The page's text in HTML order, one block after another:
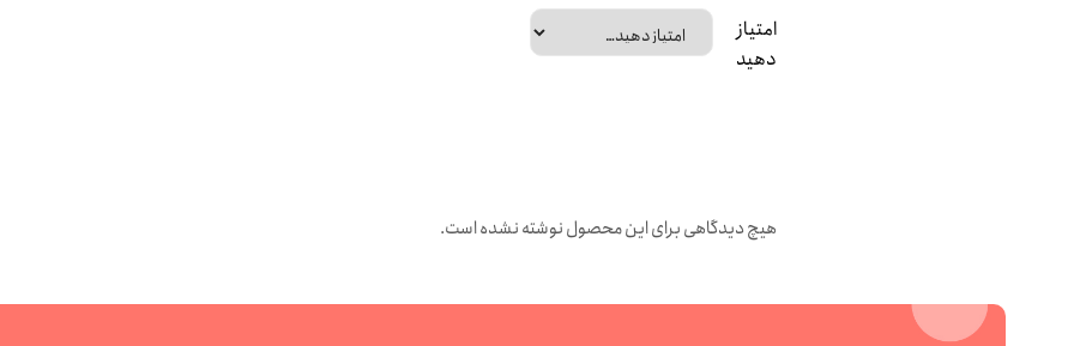
امتیاز
دهید
هیچ دیدگاهی برای این محصول نوشته نشده است.